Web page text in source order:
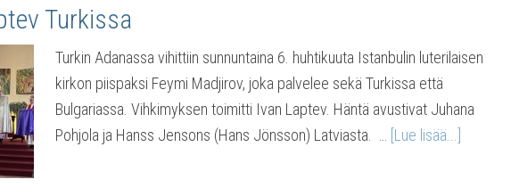
Turkissa
Turkin Adanassa vihittiin sunnuntaina 6. huhtikuuta Istanbulin luterilaisen
kirkon piispaksi Feymi Madjirov, joka palvelee sekä Turkissa että
Bulgariassa. Vihkimyksen toimitti Ivan Laptev. Häntä avustivat Juhana
Pohjola ja Hanss Jensons (Hans Jönsson) Latviasta. …
[Lue lisää...]